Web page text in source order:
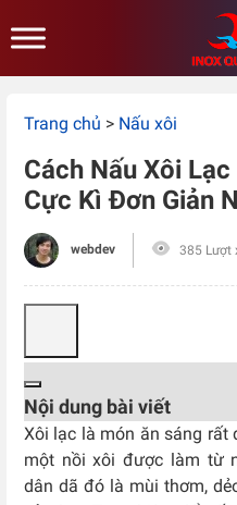
Trang chủ > Nấu xôi
Cách Nấu Xôi
Cực Kì Đơn Giản
webdev 385 Lượt
Nội dung bài viết
Xôi lạc là món ăn sáng rất
một nồi xôi được làm từ
dân dã đó là mùi thơm,